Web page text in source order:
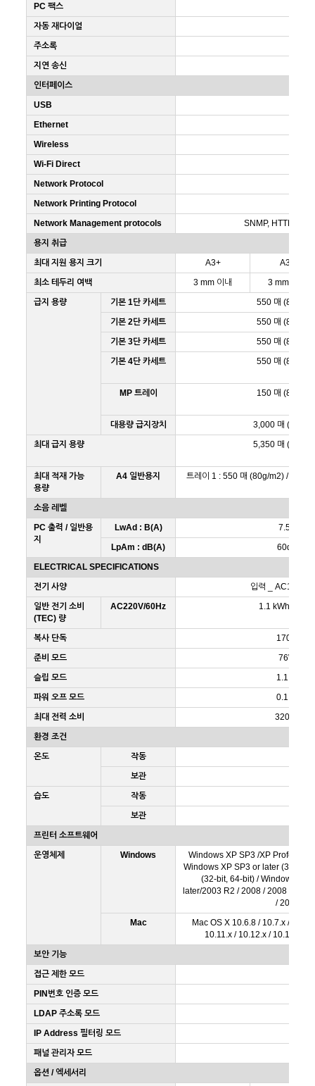
PC 팩스
자동 재다이얼
주소록
지연 송신
인터페이스
USB
Ethernet
Wireless
Wi-Fi Direct
Network Protocol
Network Printing Protocol
Network Management protocols
SNMP, HTTP,
용지 취급
최대 지원 용지 크기
A3+
A3+
최소 테두리 여백
3 mm 이내
3 mm 이내
급지 용량
기본 1단 카세트
550 매 (80g/
기본 2단 카세트
550 매 (80g/
기본 3단 카세트
550 매 (80g/
기본 4단 카세트
550 매 (80g/
MP 트레이 150 매 (80g/
대용량 급지장치
3,000 매 (80g/
최대 급지 용량
5,350 매 (80g/
최대 적재 가능
용량
A4 일반용지 트레이 1 : 550 매 (80g/m2) / 트레
소음 레벨
PC 출력 / 일반용
지
LwAd : B(A)
7.5B
LpAm : dB(A)
60dB
ELECTRICAL SPECIFICATIONS
전기 사양
입력 _ AC100-
일반 전기 소비
(TEC) 량
AC220V/60Hz 1.1 kWh /
복사 단독
170W
준비 모드
76W
슬립 모드
1.1 W
파워 오프 모드
0.1 W
최대 전력 소비
320 W
환경 조건
온도
작동
보관
습도
작동
보관
프린터 소프트웨어
운영체제
Windows
Windows XP SP3 /XP
Windows XP SP3 or later (32-bit) /
(32-bit, 64-bit) / Windows
later/2003 R2 / 2008 / 2008 R2 /
/ 2019
Mac
Mac OS X 10.6.8 / 10.7.x /
10.11.x / 10.12.x / 10.13.x /
보안 기능
접근 제한 모드
PIN번호 인증 모드
LDAP 주소록 모드
IP Address 필터링 모드
패널 관리자 모드
옵션 / 엑세서리